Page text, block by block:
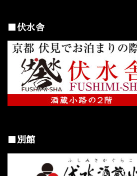
■伏水舎
■別館